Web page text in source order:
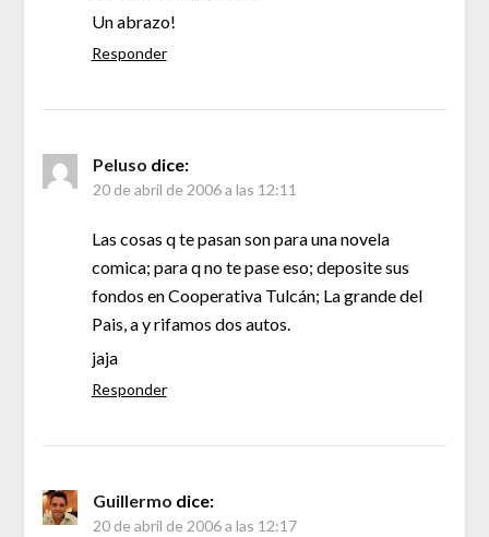
Un abrazo!
Responder
Peluso dice:
20 de abril de 2006 a las 12:11
Las cosas q te pasan son para una novela
comica; para q no te pase eso; deposite sus
fondos en Cooperativa Tulcán; La grande del
Pais, a y rifamos dos autos.
jaja
Responder
Guillermo dice:
20 de abril de 2006 a las 12:17